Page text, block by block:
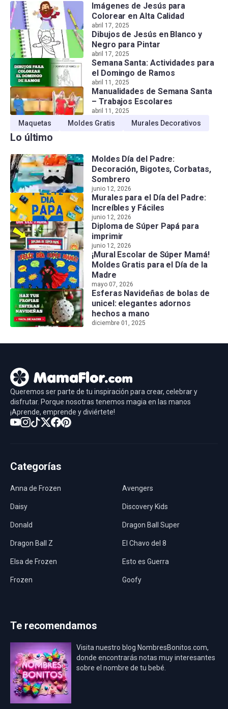
Imágenes de Jesús para
Colorear en Alta Calidad
abril 17, 2025
Dibujos de Jesús en Blanco y
Negro para Pintar
abril 17, 2025
Semana Santa: Actividades para
el Domingo de Ramos
abril 11, 2025
Manualidades de Semana Santa
– Trabajos Escolares
abril 11, 2025
Maquetas Moldes Gratis Murales Decorativos
Lo último
Moldes Día del Padre:
Decoración, Bigotes, Corbatas,
Sombrero
junio 12, 2026
Murales para el Día del Padre:
Increíbles y Fáciles
junio 12, 2026
Diploma de Súper Papá para
imprimir
junio 12, 2026
¡Mural Escolar de Súper Mamá!
Moldes Gratis para el Día de la
Madre
mayo 07, 2026
Esferas Navideñas de bolas de
unicel: elegantes adornos
hechos a mano
diciembre 01, 2025
Queremos ser parte de tu inspiración para crear, celebrar y
disfrutar. Porque nosotras tenemos magia en las manos
¡Aprende, emprende y diviértete!
Categorías
Anna de Frozen Avengers
Daisy Discovery Kids
Donald Dragon Ball Super
Dragon Ball Z El Chavo del 8
Elsa de Frozen Esto es Guerra
Frozen Goofy
Los Minions Los Vengadores
Mario Bros Mi Villano Favorito
Mickey Mouse
Te recomendamos
Visita nuestro blog NombresBonitos.com,
donde encontrarás notas muy interesantes
sobre el nombre de tu bebé.